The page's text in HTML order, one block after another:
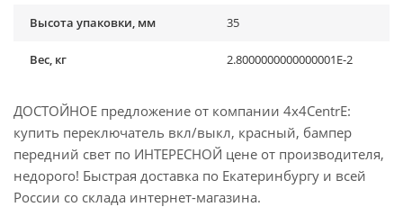
Высота упаковки, мм 35
Вес, кг 2.8000000000000001E-2
ДОСТОЙНОЕ предложение от компании 4x4CentrE:
купить переключатель вкл/выкл, красный, бампер
передний свет по ИНТЕРЕСНОЙ цене от производителя,
недорого! Быстрая доставка по Екатеринбургу и всей
России со склада интернет-магазина.